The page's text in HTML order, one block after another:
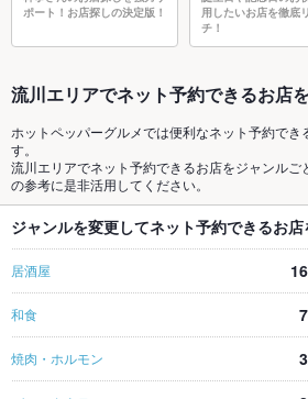
ポート！お店探しの決定版！
用したいお店を徹底
チ！
流川エリアでネット予約できるお店
ホットペッパーグルメでは便利なネット予約でき
す。
流川エリアでネット予約できるお店をジャンル
の参考に是非活用してください。
ジャンルを変更してネット予約できるお
居酒屋
和食
焼肉・ホルモン